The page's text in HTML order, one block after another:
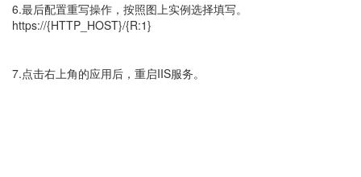
6.最后配置重写操作，按照图上实例选择填写。
https://{HTTP_HOST}/{R:1}
7.点击右上角的应用后，重启IIS服务。